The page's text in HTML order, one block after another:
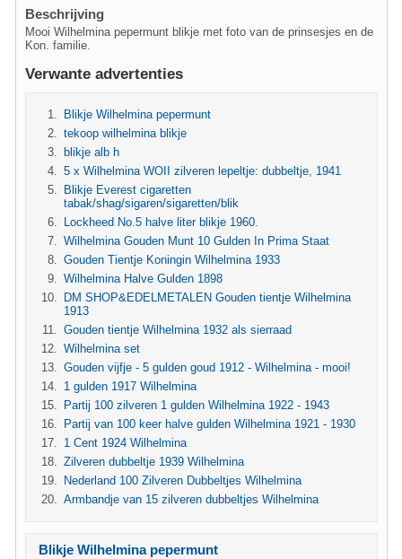
Beschrijving
Mooi Wilhelmina pepermunt blikje met foto van de prinsesjes en de
Kon. familie.
Verwante advertenties
Blikje Wilhelmina pepermunt
tekoop wilhelmina blikje
blikje alb h
5 x Wilhelmina WOII zilveren lepeltje: dubbeltje, 1941
Blikje Everest cigaretten
tabak/shag/sigaren/sigaretten/blik
Lockheed No.5 halve liter blikje 1960.
Wilhelmina Gouden Munt 10 Gulden In Prima Staat
Gouden Tientje Koningin Wilhelmina 1933
Wilhelmina Halve Gulden 1898
DM SHOP&EDELMETALEN Gouden tientje Wilhelmina
1913
Gouden tientje Wilhelmina 1932 als sierraad
Wilhelmina set
Gouden vijfje - 5 gulden goud 1912 - Wilhelmina - mooi!
1 gulden 1917 Wilhelmina
Partij 100 zilveren 1 gulden Wilhelmina 1922 - 1943
Partij van 100 keer halve gulden Wilhelmina 1921 - 1930
1 Cent 1924 Wilhelmina
Zilveren dubbeltje 1939 Wilhelmina
Nederland 100 Zilveren Dubbeltjes Wilhelmina
Armbandje van 15 zilveren dubbeltjes Wilhelmina
Blikje Wilhelmina pepermunt